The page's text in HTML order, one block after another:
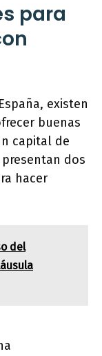
para
existen
buenas
capital de
dos
hacer
del